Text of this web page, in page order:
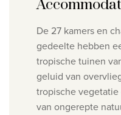
De 27 kamers en
gedeelte hebben
tropische tuinen
geluid van
tropische
van ongerepte